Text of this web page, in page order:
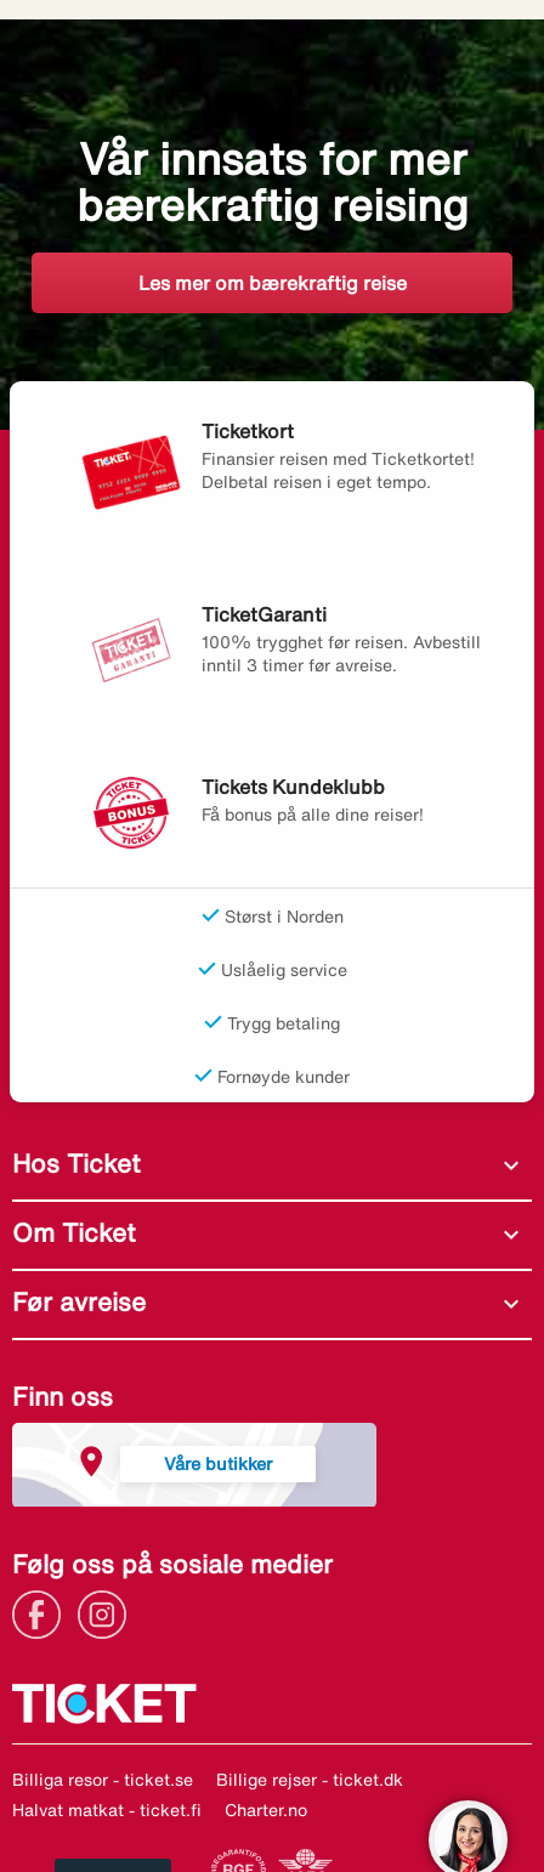
Vår innsats for mer
bærekraftig reising
Les mer om bærekraftig reise
Ticketkort
Finansier reisen med Ticketkortet!
Delbetal reisen i eget tempo.
TicketGaranti
100% trygghet før reisen. Avbestill
inntil 3 timer før avreise.
Tickets Kundeklubb
Få bonus på alle dine reiser!
Størst i Norden
Uslåelig service
Trygg betaling
Fornøyde kunder
Hos Ticket expand_more
Om Ticket expand_more
Før avreise expand_more
Finn oss
Våre butikker
Følg oss på sosiale medier
Billiga resor - ticket.se
Billige rejser - ticket.dk
Halvat matkat - ticket.fi
Charter.no